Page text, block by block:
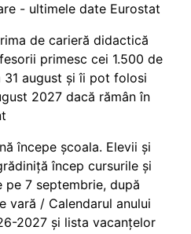
- ultimele date Eurostat
de carieră didactică
primesc cei 1.500 de
31 august și îi pot folosi
2027 dacă rămân în
începe școala. Elevii și
încep cursurile și
7 septembrie, după
vară / Calendarul anului
2027 și lista vacanțelor